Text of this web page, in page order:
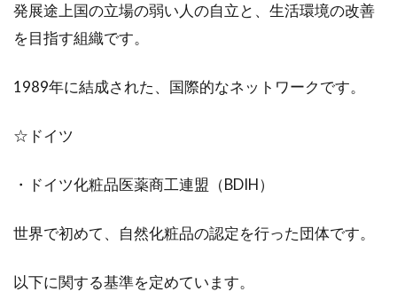
発展途上国の立場の弱い人の自立と、生活環境の改善
を目指す組織です。
1989年に結成された、国際的なネットワークです。
☆ドイツ
・ドイツ化粧品医薬商工連盟（BDIH）
世界で初めて、自然化粧品の認定を行った団体です。
以下に関する基準を定めています。